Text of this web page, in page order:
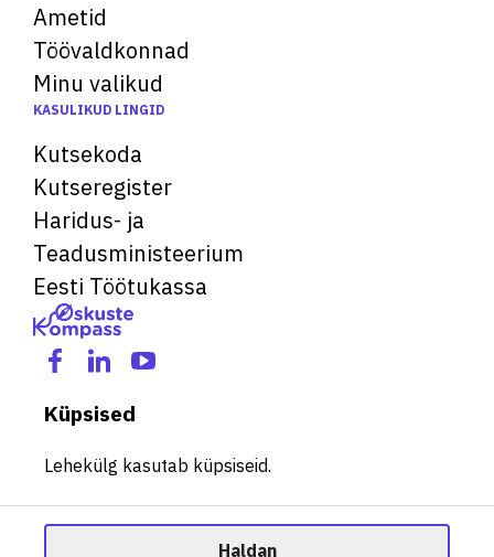
Ametid
Töövaldkonnad
Minu valikud
KASULIKUD LINGID
Kutsekoda
Kutseregister
Haridus- ja
Teadusministeerium
Eesti Töötukassa
Küpsised
Lehekülg kasutab küpsiseid.
Haldan